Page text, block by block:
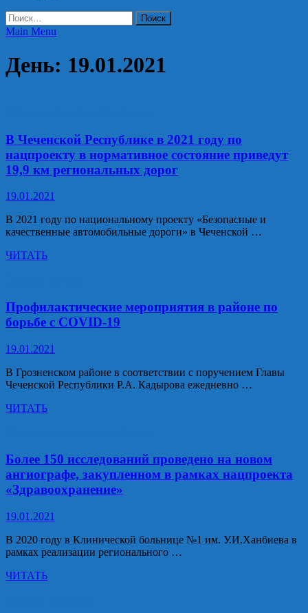
Найти:
Main Menu
День: 19.01.2021
В Чеченской Республике в 2021 году по
нацпроекту в нормативное состояние приведут
19,9 км региональных дорог
19.01.2021
В 2021 году по национальному проекту «Безопасные и
качественные автомобильные дороги» в Чеченской …
В
2021
году
по
в
нормативное
состояние
приведут
19,9
км
ЧИТАТЬ
Профилактические мероприятия в районе по
борьбе с COVID-19
19.01.2021
В Грозненском районе в соответствии с поручением Главы
Чеченской Республики Р.А. Кадырова ежедневно …
Профилактические
по
с
COVID-
ЧИТАТЬ
Более 150 исследований проведено на новом
ангиографе, закупленном в рамках нацпроекта
«Здравоохранение»
19.01.2021
В 2020 году в Клинической больнице №1 им. У.И.Ханбиева в
рамках реализации регионального …
Более
ЧИТАТЬ